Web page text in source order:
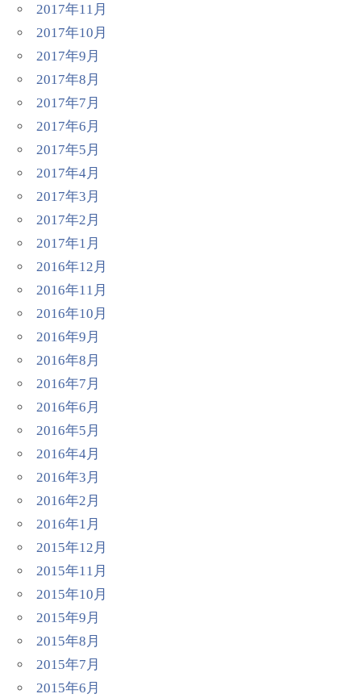
2017年11月
2017年10月
2017年9月
2017年8月
2017年7月
2017年6月
2017年5月
2017年4月
2017年3月
2017年2月
2017年1月
2016年12月
2016年11月
2016年10月
2016年9月
2016年8月
2016年7月
2016年6月
2016年5月
2016年4月
2016年3月
2016年2月
2016年1月
2015年12月
2015年11月
2015年10月
2015年9月
2015年8月
2015年7月
2015年6月